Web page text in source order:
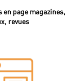
en page magazines,
revues